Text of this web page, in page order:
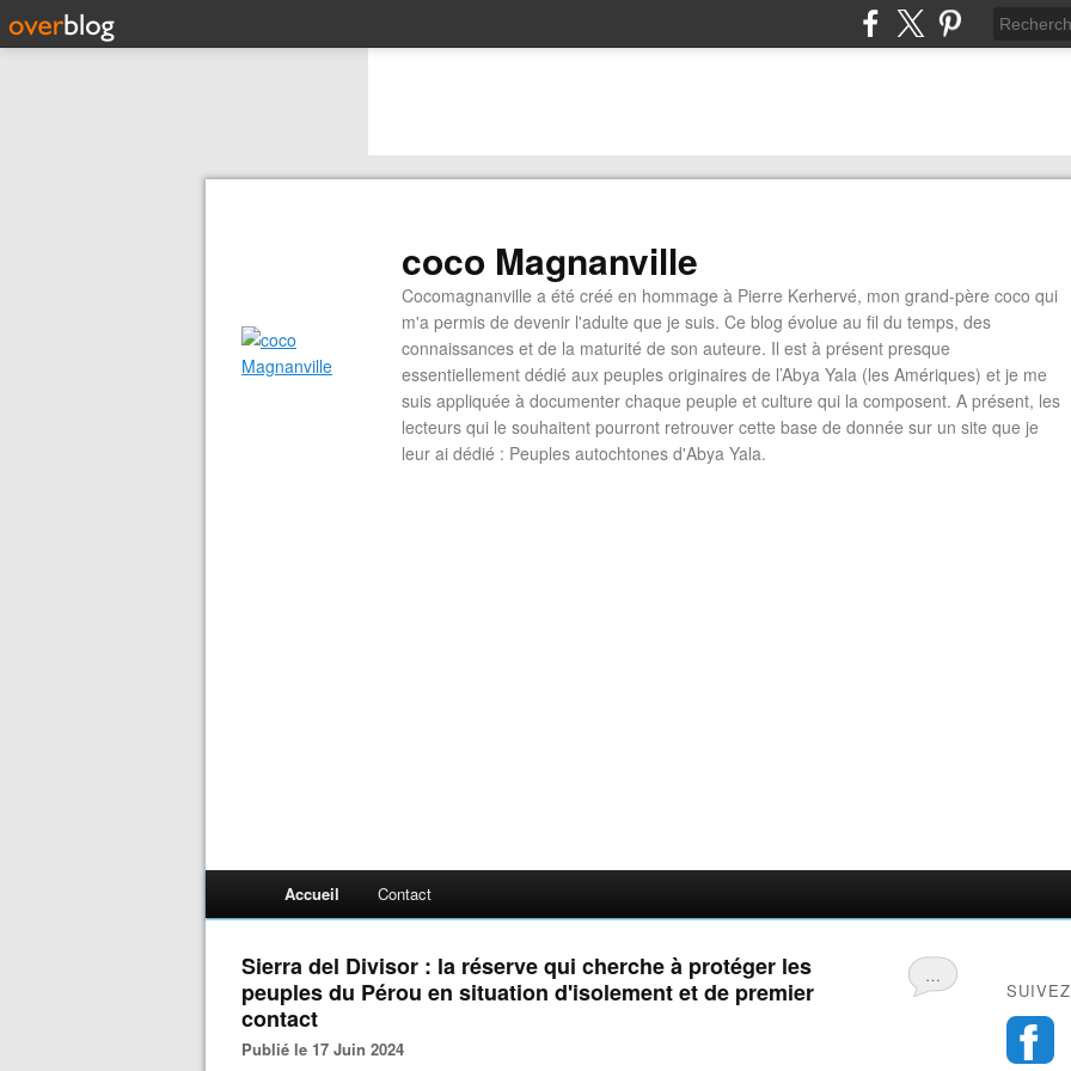
coco Magnanville
Cocomagnanville a été créé en hommage à Pierre Kerhervé, mon grand-père coco qui
m'a permis de devenir l'adulte que je suis. Ce blog évolue au fil du temps, des
connaissances et de la maturité de son auteure. Il est à présent presque
essentiellement dédié aux peuples originaires de l’Abya Yala (les Amériques) et je me
suis appliquée à documenter chaque peuple et culture qui la composent. A présent, les
lecteurs qui le souhaitent pourront retrouver cette base de donnée sur un site que je
leur ai dédié : Peuples autochtones d'Abya Yala.
Accueil Contact
…
Sierra del Divisor : la réserve qui cherche à protéger les
peuples du Pérou en situation d'isolement et de premier
contact
Publié le 17 Juin 2024